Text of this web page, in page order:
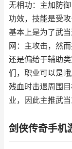
无相功：主加防
功效，技能是受
基本上是为了武
网：主攻击，然
还是偏给于辅助
们，职业可以是
残血时击退周围
业，因此主推武当
剑侠传奇手机